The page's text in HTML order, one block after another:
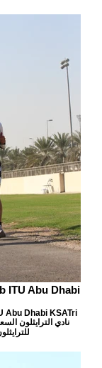
ITU Abu Dhabi
Abu Dhabi KSATri
نادي الترايثلون